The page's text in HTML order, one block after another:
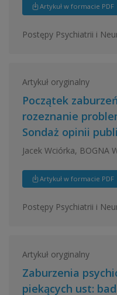
Artykuł w formacie PDF
Postępy Psychiatrii i
Artykuł oryginalny
Początek
rozeznanie
Sondaż opinii
Jacek Wciórka, BOGNA
Artykuł w formacie PDF
Postępy Psychiatrii i
Artykuł oryginalny
Zaburzenia
piekących ust: